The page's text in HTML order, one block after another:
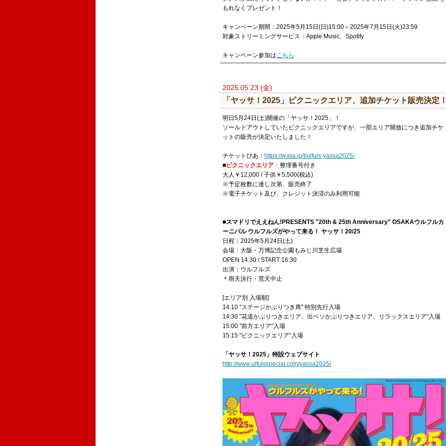
もれなくプレゼント！
キャンペーン期間：2025年5月15日(日)15:00～2025年7月15日(火)23:59
対象ストリーミングサービス：Apple Music、Spotify
キャンペーン参加はこちら
2025.05.23 (金)
「ヤッサ！2025」ピクニックエリア、追加チケット販売決定
明日5月24日(土)開催の「ヤッサ！2025」！
ソールドアウトしていたピクニックエリアですが、一部エリア開放につき追加チケ
ットの販売が決定いたしました！
チケットぴあ： https://w.pia.jp/t/ulfuls-yassa2025/
■ピクニックエリア ：整理番号付き
大人￥12,000 / 子供￥5,500(税込)
※予定枚数に達し次第、販売終了
※電子チケット及び、クレジット決済のみ利用可能
■スマドリでええねん!PRESENTS "20th & 25th Anniversary" OSAKAウルフルカ
ーニバル ウルフルズがやって来る！ ヤッサ！20/25
日程：2025年5月24日(土)
会場：大阪・万博記念公園もみじ川芝生広場
OPEN 14:30 / START 16:30
出演：ウルフルズ
＊雨天決行・荒天中止
[エリア別 入場順]
14:10 "ステージかぶりつき席" 特別先行入場
14:30 "花道かぶりつきエリア、出ベソかぶりつきエリア、リラックスエリア"入場
15:00 "前方エリア"入場
15:15 "ピクニックエリア"入場
「ヤッサ！2025」特設ウェブサイト
http://www.ulfulsspecial.com/yassa2025/